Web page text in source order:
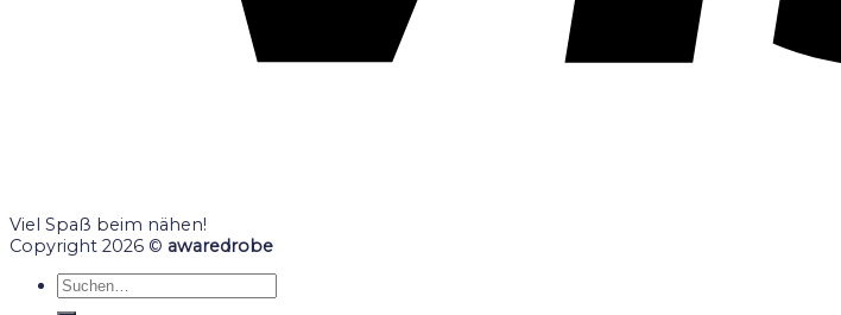
Viel Spaß beim nähen!
Copyright 2026 © awaredrobe
Suche
nach: